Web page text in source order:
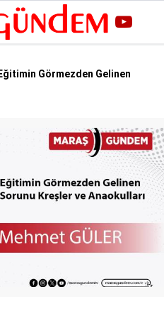
Eğitimin Görmezden Gelinen